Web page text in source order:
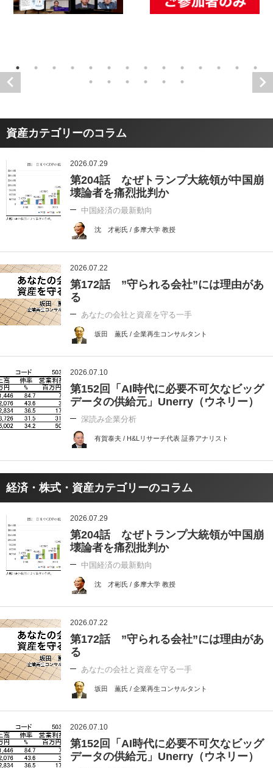
資産カテゴリーのコラム
2026.07.29
第204話 なぜトランプ大統領が中国崩
壊論者を痛烈批判か
中国経済の最新動向
沈 才彬氏 / 多摩大学 教授
2026.07.22
第172話 ”守られる会社”には理由があ
る
あなたの会社と資産を守る一手
坂田 薫氏 / 企業再生コンサルタント
2026.07.10
第152回「AI時代に必要不可欠なビッグ
データの供給元」Unerry（ウネリー）
深読み企業分析
有賀泰夫 / H&Lリサーチ代表 証券アナリスト
経済・株式・資産カテゴリーのコラム
2026.07.29
第204話 なぜトランプ大統領が中国崩
壊論者を痛烈批判か
中国経済の最新動向
沈 才彬氏 / 多摩大学 教授
2026.07.22
第172話 ”守られる会社”には理由があ
る
あなたの会社と資産を守る一手
坂田 薫氏 / 企業再生コンサルタント
2026.07.10
第152回「AI時代に必要不可欠なビッグ
データの供給元」Unerry（ウネリー）